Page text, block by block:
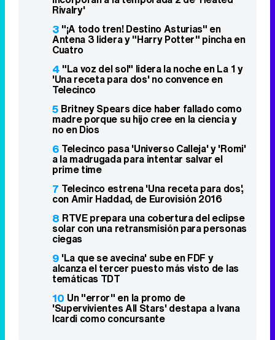
Rivalry'
3 "¡A todo tren! Destino Asturias" en
Antena 3 lidera y "Harry Potter" pincha en
Cuatro
4 "La voz del sol" lidera la noche en La 1 y
'Una receta para dos' no convence en
Telecinco
5 Britney Spears dice haber fallado como
madre porque su hijo cree en la ciencia y
no en Dios
6 Telecinco pasa 'Universo Calleja' y 'Romi'
a la madrugada para intentar salvar el
prime time
7 Telecinco estrena 'Una receta para dos',
con Amir Haddad, de Eurovisión 2016
8 RTVE prepara una cobertura del eclipse
solar con una retransmisión para personas
ciegas
9 'La que se avecina' sube en FDF y
alcanza el tercer puesto más visto de las
temáticas TDT
10 Un "error" en la promo de
'Supervivientes All Stars' destapa a Ivana
Icardi como concursante